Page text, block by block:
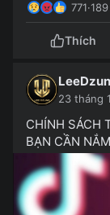
771·
Thích
23 tháng
CHÍNH SÁCH
BẠN CẦN